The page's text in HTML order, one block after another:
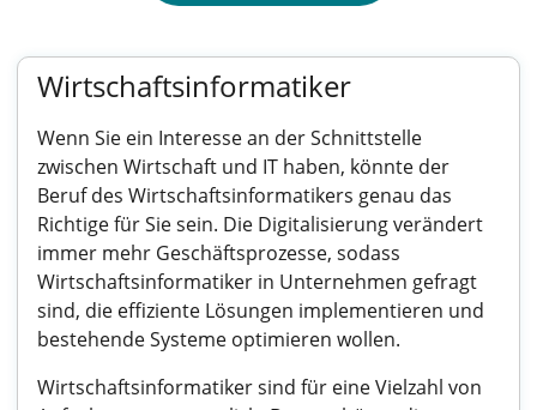
Wirtschaftsinformatiker
Wenn Sie ein Interesse an der Schnittstelle
zwischen Wirtschaft und IT haben, könnte der
Beruf des Wirtschaftsinformatikers genau das
Richtige für Sie sein. Die Digitalisierung verändert
immer mehr Geschäftsprozesse, sodass
Wirtschaftsinformatiker in Unternehmen gefragt
sind, die effiziente Lösungen implementieren und
bestehende Systeme optimieren wollen.
Wirtschaftsinformatiker sind für eine Vielzahl von